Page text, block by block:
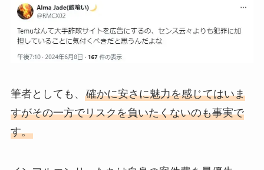
筆者としても、 確かに安さに魅力を感じてはいま
すがその一方でリスクを負いたくないのも事実で
す。